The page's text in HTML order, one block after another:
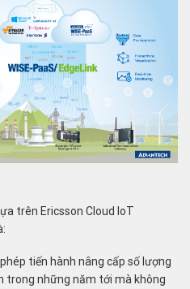
trên Ericsson Cloud IoT
tiến hành nâng cấp số lượng
​​trong những năm tới mà không